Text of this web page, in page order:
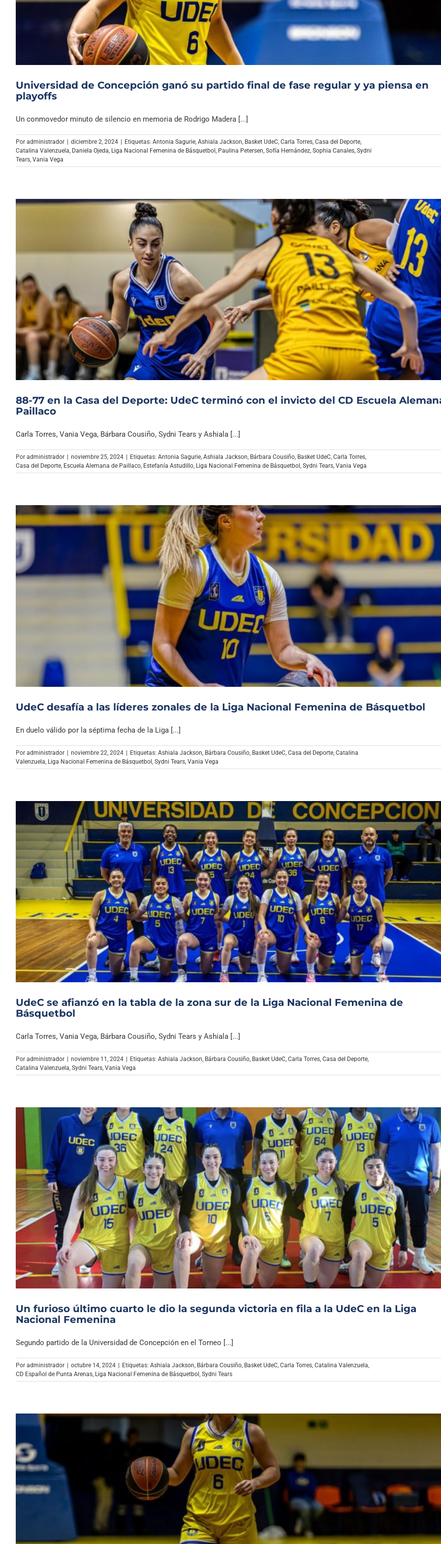
Archivo Sonoro
Universidad de Concepción ganó su partido final de fase regular y ya piensa en
playoffs
Un conmovedor minuto de silencio en memoria de Rodrigo Madera [...]
Por administrador diciembre 2, 2024 Etiquetas: Antonia Sagurie, Ashiala Jackson, Basket UdeC, Carla Torres, Casa del Deporte,
Catalina Valenzuela, Daniela Ojeda, Liga Nacional Femenina de Básquetbol , Paulina Petersen, Sofía Hernández, Sophia Canales, Sydni
Tears, Vania Vega
88-77 en la Casa del Deporte: UdeC terminó con el invicto del CD Escuela
Paillaco
Carla Torres, Vania Vega, Bárbara Cousiño, Sydni Tears y Ashiala [...]
Por administrador noviembre 25, 2024 Etiquetas: Antonia Sagurie, Ashiala Jackson, Bárbara Cousiño, Basket UdeC, Carla Torres,
Casa del Deporte, Escuela Alemana de Paillaco, Estefanía Astudillo, Liga Nacional Femenina de Básquetbol , Sydni Tears, Vania Vega
UdeC desafía a las líderes zonales de la Liga Nacional Femenina de Básquetbol
En duelo válido por la séptima fecha de la Liga [...]
Por administrador | noviembre 22, 2024 | Etiquetas: Ashiala Jackson Bárbara Cousiño Basket UdeC Casa del Deporte Catalina
Valenzuela Liga Nacional Femenina de Básquetbol Sydni Tears Vania Vega
UdeC se afianzó en la tabla de la zona sur de la Liga Nacional Femenina de
Básquetbol
Carla Torres, Vania Vega, Bárbara Cousiño, Sydni Tears y Ashiala [...]
Por administrador | noviembre 11, 2024 | Etiquetas: Ashiala Jackson Bárbara Cousiño Basket UdeC Carla Torres Casa del Deporte
Catalina Valenzuela Sydni Tears Vania Vega
Un furioso último cuarto le dio la segunda victoria en fila a la UdeC en la Liga
Nacional Femenina
Segundo partido de la Universidad de Concepción en el Torneo [...]
Por administrador octubre 14, 2024 Etiquetas: Ashiala Jackson, Bárbara Cousiño, Basket UdeC, Carla Torres, Catalina Valenzuela,
CD Español de Punta Arenas, Liga Nacional Femenina de Básquetbol , Sydni Tears